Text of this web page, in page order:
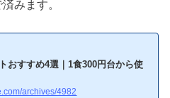
みます。
おすすめ4選｜1食300円台から使
archives/4982